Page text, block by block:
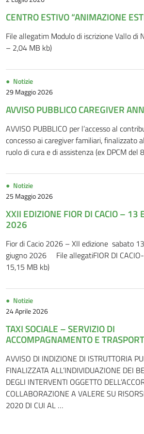
CENTRO ESTIVO “ANIMAZIONE
File allegatim Modulo di iscrizione Vallo di
– 2,04 MB kb)
Notizie
29 Maggio 2026
AVVISO PUBBLICO CAREGIVER
AVVISO PUBBLICO per l’accesso al
concesso ai caregiver familiari, finalizzato
ruolo di cura e di assistenza (ex DPCM del
Notizie
25 Maggio 2026
XXII EDIZIONE FIOR DI CACIO – 13
2026
Fior di Cacio 2026 – XII edizione sabato
giugno 2026 File allegatiFIOR DI
15,15 MB kb)
Notizie
24 Aprile 2026
TAXI SOCIALE – SERVIZIO DI
ACCOMPAGNAMENTO E
AVVISO DI INDIZIONE DI ISTRUTTORIA
FINALIZZATA ALL’INDIVIDUAZIONE DEI
DEGLI INTERVENTI OGGETTO
COLLABORAZIONE A VALERE SU
2020 DI CUI AL …